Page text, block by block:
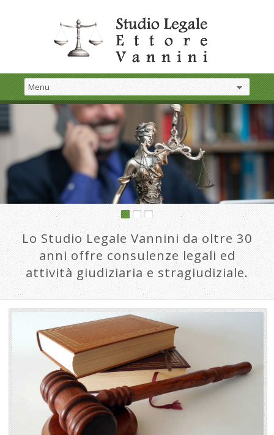
Lo Studio Legale Vannini da oltre 30
anni offre consulenze legali ed
attività giudiziaria e stragiudiziale.